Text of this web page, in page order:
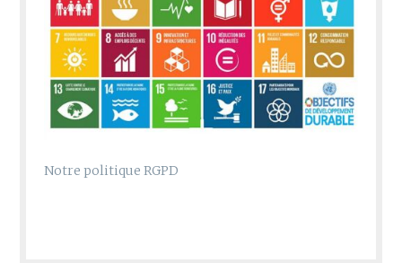
Notre politique RGPD